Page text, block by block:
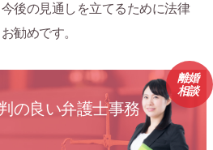
後の見通しを立てるために法律
勧めです。
の良い弁護士事務
離婚
相談